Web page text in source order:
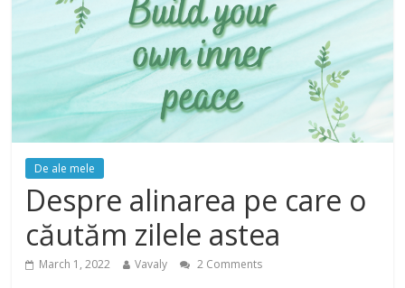
De ale mele
Despre alinarea pe care o
căutăm zilele astea
March 1, 2022 Vavaly 2 Comments